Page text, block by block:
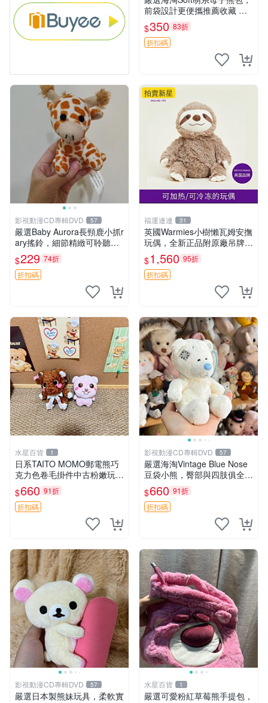
前袋設計更便攜推薦收藏 母
子熊 軟綿綿 包包
$350 83折
折扣碼
影視動漫CD專輯DVD 57
嚴選Baby Aurora長頸鹿小抓r
ary搖鈴，細節精緻可聆聽清
脆鈴音 軟萌可愛 定制紀念 金
屬搖鈴 新手媽咪推薦 長頸鹿
抓rary 搖鈴
$229 74折
折扣碼
拍賣新星
福運連連 31
英國Warmies小樹懶瓦姆安撫
玩偶，全新正品附原廠吊牌與
防塵袋，內藏薰衣草可加熱，
適合各個年齡層，冷暖兩用享
受抱抱樂趣，不容錯過嚴選好
$1,560 95折
折扣碼
水星百貨 1
日系TAITO MOMO郵電熊巧
克力色卷毛掛件中古粉嫩玩偶
微瑕推薦 postpet momo 郵
電熊 中古玩偶
$660 91折
折扣碼
影視動漫CD專輯DVD 57
嚴選海淘Vintage Blue Nose
豆袋小熊，臀部與四肢俱全，
坐高11公分，附原盒與吊牌
收藏。藍鼻子小熊，值得擁有
玩具 憶熊
$660 91折
折扣碼
影視動漫CD專輯DVD 57
嚴選日本製熊妹玩具，柔軟實
水星百貨 1
嚴選可愛粉紅草莓熊手提包，